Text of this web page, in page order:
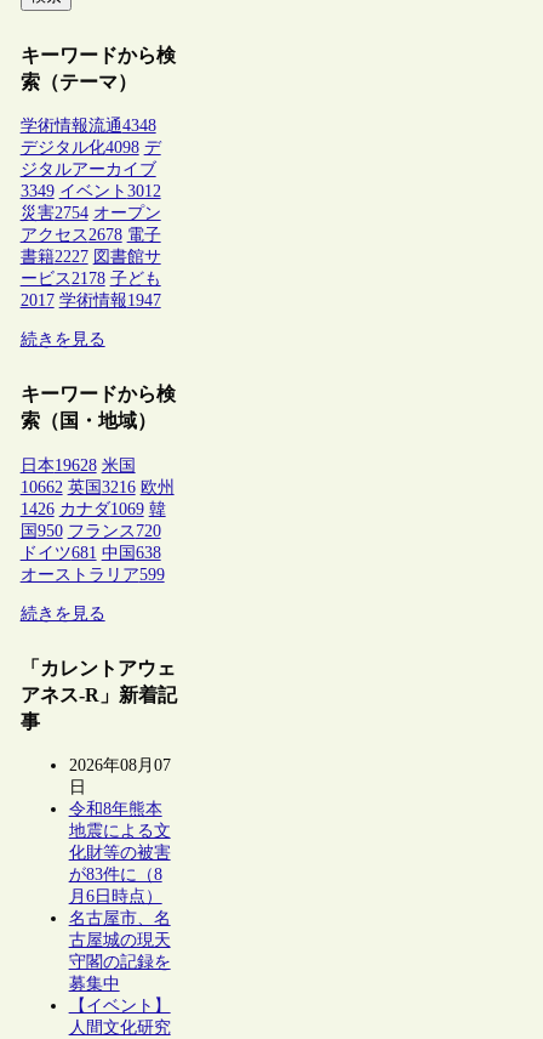
キーワードから検
索（テーマ）
学術情報流通4348
デジタル化4098 デ
ジタルアーカイブ
3349 イベント 3012
災害2754 オープン
アクセス2678 電子
書籍2227 図書館サ
ービス2178 子ども
2017 学術情報1947
続きを見る
キーワードから検
索（国・地域）
日本19628 米国
10662 英国3216 欧州
1426 カナダ1069 韓
国950 フランス 720
ドイツ681 中国638
オーストラリア599
続きを見る
「カレントアウェ
アネス-R」新着記
事
2026年08月07
日
令和8年熊本
地震による文
化財等の被害
が83件に（8
月6日時点）
名古屋市、名
古屋城の現天
守閣の記録を
募集中
【イベント】
人間文化研究